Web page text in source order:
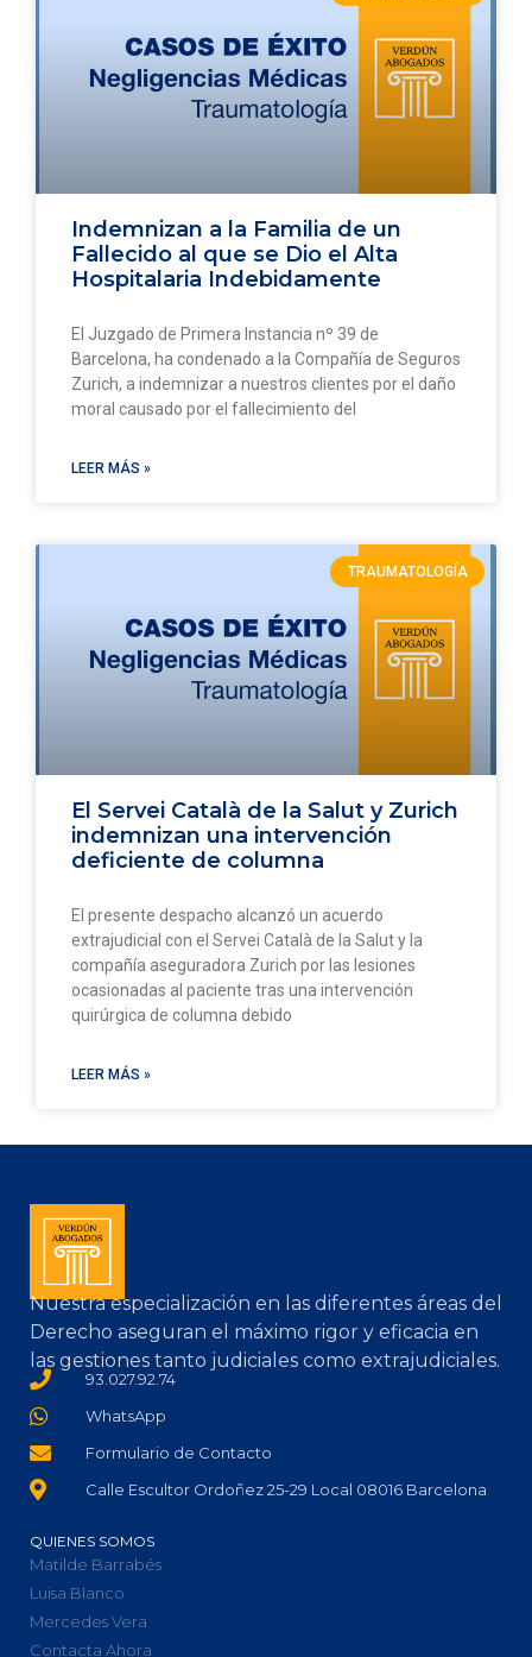
Indemnizan a la Familia de un
Fallecido al que se Dio el Alta
Hospitalaria Indebidamente
El Juzgado de Primera Instancia nº 39 de
Barcelona, ha condenado a la Compañía de Seguros
Zurich, a indemnizar a nuestros clientes por el daño
moral causado por el fallecimiento del
LEER MÁS »
TRAUMATOLOGÍA
El Servei Català de la Salut y Zurich
indemnizan una intervención
deficiente de columna
El presente despacho alcanzó un acuerdo
extrajudicial con el Servei Català de la Salut y la
compañía aseguradora Zurich por las lesiones
ocasionadas al paciente tras una intervención
quirúrgica de columna debido
LEER MÁS »
Nuestra especialización en las diferentes áreas del
Derecho aseguran el máximo rigor y eficacia en
las gestiones tanto judiciales como extrajudiciales.
93.027.92.74
WhatsApp
Formulario de Contacto
Calle Escultor Ordoñez 25-29 Local 08016 Barcelona
QUIENES SOMOS
Matilde Barrabés
Luisa Blanco
Mercedes Vera
Contacta Ahora